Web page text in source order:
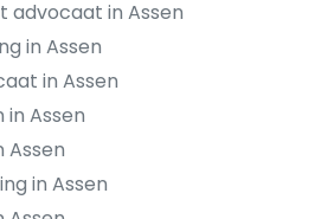
advocaat in Assen
in Assen
in Assen
Assen
Assen
in Assen